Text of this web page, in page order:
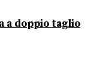
a doppio taglio